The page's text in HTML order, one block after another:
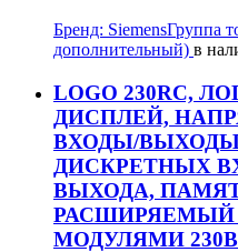
Бренд: SiemensГруппа
дополнительный) в
LOGO 230RC,
ДИСПЛЕЙ,
ВХОДЫ/ВЫХОДЫ:
ДИСКРЕТНЫХ
ВЫХОДА,
МОДУЛЯМИ 230В